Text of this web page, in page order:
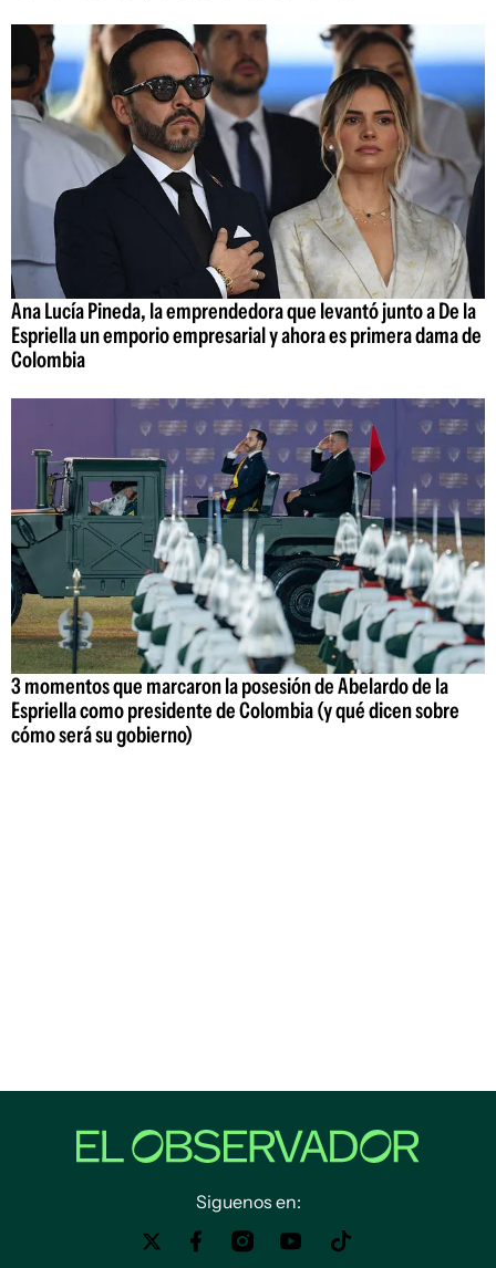
Ana Lucía Pineda, la emprendedora que levantó junto a De la
Espriella un emporio empresarial y ahora es primera dama de
Colombia
3 momentos que marcaron la posesión de Abelardo de la
Espriella como presidente de Colombia (y qué dicen sobre
cómo será su gobierno)
Siguenos en: